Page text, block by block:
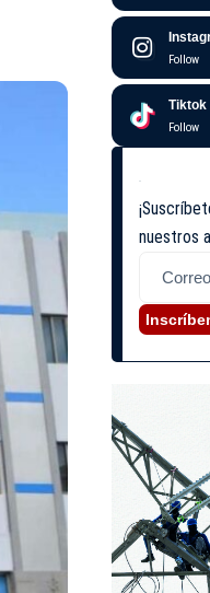
Follow
Tiktok
Follow
nuestros